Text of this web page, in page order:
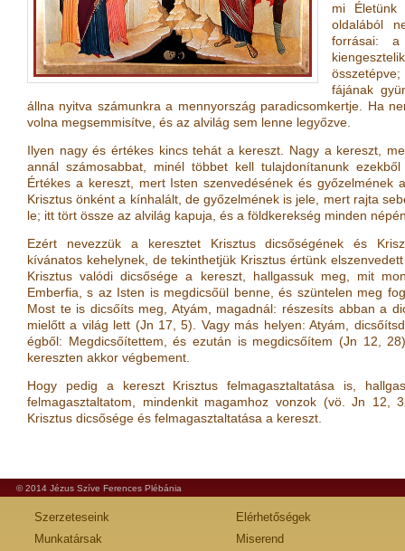
mi
oldalából
forrásai:
fájának
állna nyitva számunkra a mennyország paradicsomkertje. Ha
volna megsemmisítve, és az alvilág sem lenne legyőzve.
Ilyen nagy és értékes kincs tehát a kereszt. Nagy a kereszt,
annál számosabbat, minél többet kell tulajdonítanunk
Értékes a kereszt, mert Isten szenvedésének és győzelmének
Krisztus önként a kínhalált, de győzelmének is jele, mert rajta
le; itt tört össze az alvilág kapuja, és a földkerekség minden
Ezért nevezzük a keresztet Krisztus dicsőségének és
kívánatos kehelynek, de tekinthetjük Krisztus értünk
Krisztus valódi dicsősége a kereszt, hallgassuk meg, mit
Emberfia, s az Isten is megdicsőül benne, és szüntelen meg
Most te is dicsőíts meg, Atyám, magadnál: részesíts abban a
mielőtt a világ lett (Jn 17, 5) . Vagy más helyen: Atyám,
égből: Megdicsőítettem, és ezután is megdicsőítem (Jn 12, 28
kereszten akkor végbement.
Hogy pedig a kereszt Krisztus felmagasztaltatása is,
felmagasztaltatom, mindenkit magamhoz vonzok (vö.Jn 12,
Krisztus dicsősége és felmagasztaltatása a kereszt.
© 2014 Jézus Szíve Ferences Plébánia
Szerzeteseink
Munkatársak
Elérhetőségek
Miserend